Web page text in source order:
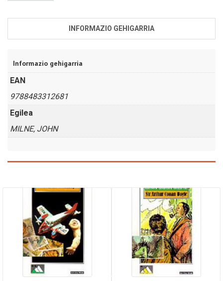
INFORMAZIO GEHIGARRIA
Informazio gehigarria
EAN
9788483312681
Egilea
MILNE, JOHN